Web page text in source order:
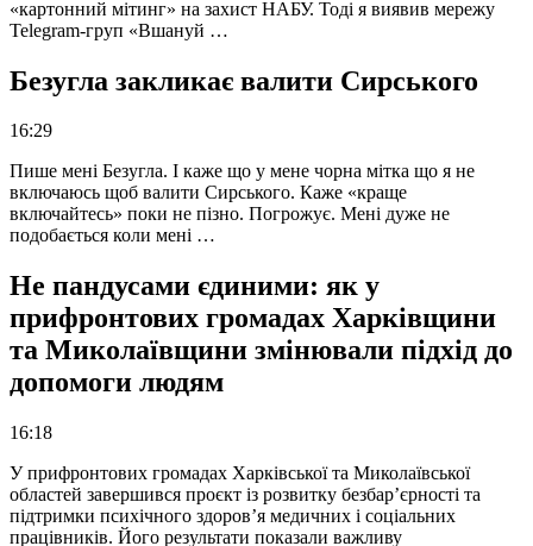
«картонний мітинг» на захист НАБУ. Тоді я виявив мережу
Telegram-груп «Вшануй …
Безугла закликає валити Сирського
16:29
Пише мені Безугла. І каже що у мене чорна мітка що я не
включаюсь щоб валити Сирського. Каже «краще
включайтесь» поки не пізно. Погрожує. Мені дуже не
подобається коли мені …
Не пандусами єдиними: як у
прифронтових громадах Харківщини
та Миколаївщини змінювали підхід до
допомоги людям
16:18
У прифронтових громадах Харківської та Миколаївської
областей завершився проєкт із розвитку безбар’єрності та
підтримки психічного здоров’я медичних і соціальних
працівників. Його результати показали важливу